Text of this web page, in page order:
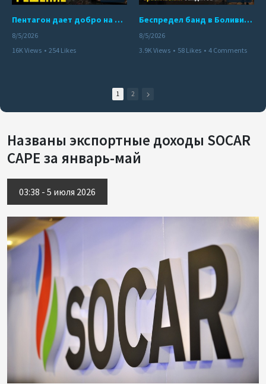
Пентагон дает добро на ядерный удар по противникам США
8/5/2026
16K Views • 254 Likes
Беспредел банд в Боливии. Расправы над наркоторговцами
8/5/2026
3.9K Views • 58 Likes • 4 Comments
1 2
Названы экспортные доходы SOCAR
CAPE за январь-май
03:38 - 5 июля 2026